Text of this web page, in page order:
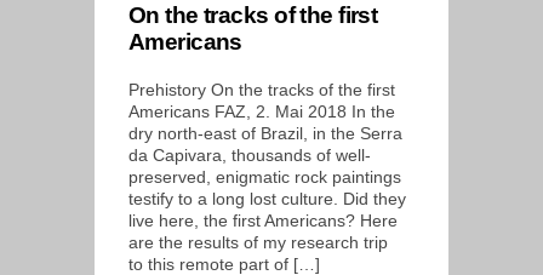
On the tracks of the first
Americans
Prehistory On the tracks of the first
Americans FAZ, 2. Mai 2018 In the
dry north-east of Brazil, in the Serra
da Capivara, thousands of well-
preserved, enigmatic rock paintings
testify to a long lost culture. Did they
live here, the first Americans? Here
are the results of my research trip
to this remote part of […]